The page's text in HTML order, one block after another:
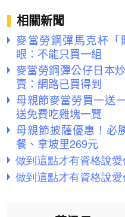
相關新聞
麥當勞鋼彈馬克杯
眼：不能只買一組
麥當勞鋼彈公仔日本
賣：網路已買得到
母親節麥當勞買一送
送免費吃雞塊一覽
母親節披薩優惠！必
餐、拿坡里269元